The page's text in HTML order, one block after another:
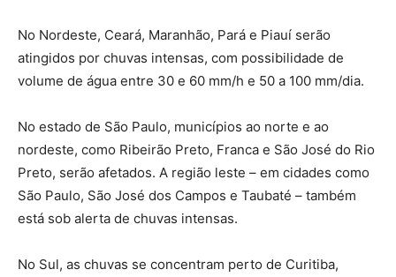
No Nordeste, Ceará, Maranhão, Pará e Piauí serão
atingidos por chuvas intensas, com possibilidade de
volume de água entre 30 e 60 mm/h e 50 a 100 mm/dia.
No estado de São Paulo, municípios ao norte e ao
nordeste, como Ribeirão Preto, Franca e São José do Rio
Preto, serão afetados. A região leste – em cidades como
São Paulo, São José dos Campos e Taubaté – também
está sob alerta de chuvas intensas.
No Sul, as chuvas se concentram perto de Curitiba,